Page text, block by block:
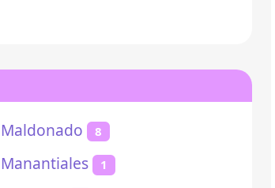
Maldonado 8
Manantiales 1